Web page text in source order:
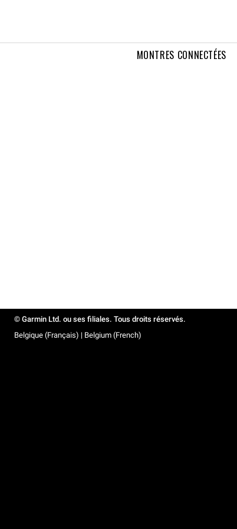
MONTRES CONNECTÉES
© Garmin Ltd. ou ses filiales. Tous droits réservés.
Belgique (Français) | Belgium (French)